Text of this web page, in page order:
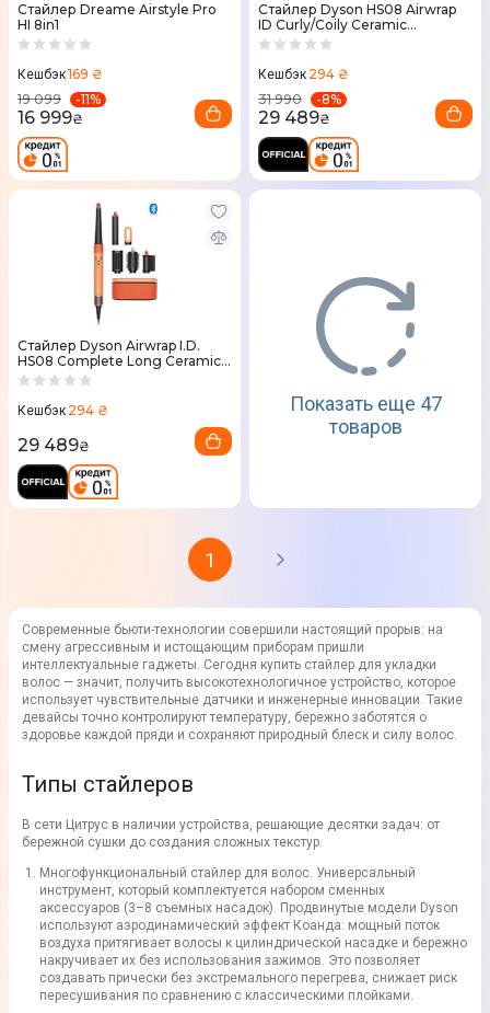
Стайлер Dreame Airstyle Pro
HI 8in1
Кешбэк169 ₴
19 099
-11%
16 999₴
Стайлер Dyson HS08 Airwrap
ID Curly/Coily Ceramic
Patina/Topaz
Кешбэк 294 ₴
31 990
-8%
29 489₴
Стайлер Dyson Airwrap I.D.
HS08 Complete Long Ceramic
Apricot/Topaz 257389-01
Кешбэк 294 ₴
29 489₴
Показать еще 47
товаров
1
Современные бьюти-технологии совершили настоящий прорыв: на
смену агрессивным и истощающим приборам пришли
интеллектуальные гаджеты. Сегодня купить стайлер для укладки
волос — значит, получить высокотехнологичное устройство, которое
использует чувствительные датчики и инженерные инновации. Такие
девайсы точно контролируют температуру, бережно заботятся о
здоровье каждой пряди и сохраняют природный блеск и силу волос.
Типы стайлеров
В сети Цитрус в наличии устройства, решающие десятки задач: от
бережной сушки до создания сложных текстур.
Многофункциональный стайлер для волос. Универсальный
инструмент, который комплектуется набором сменных
аксессуаров (3–8 съемных насадок). Продвинутые модели Dyson
используют аэродинамический эффект Коанда: мощный поток
воздуха притягивает волосы к цилиндрической насадке и бережно
накручивает их без использования зажимов. Это позволяет
создавать прически без экстремального перегрева, снижает риск
пересушивания по сравнению с классическими плойками.